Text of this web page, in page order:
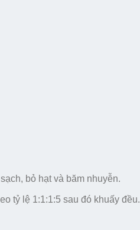
bỏ hạt và băm nhuyễn.
tỷ lệ 1:1:1:5 sau đó khuấy đều.